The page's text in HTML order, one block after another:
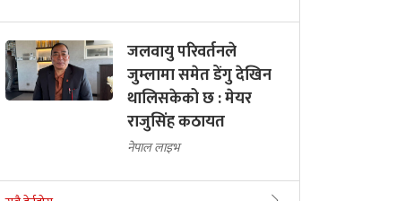
जलवायु परिवर्तनले
जुम्लामा समेत डेंगु देखिन
थालिसकेको छ : मेयर
राजुसिंह कठायत
नेपाल लाइभ